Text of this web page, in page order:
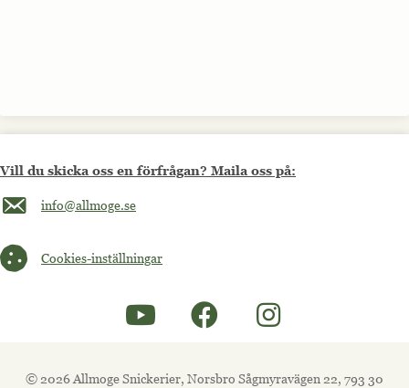
Vill du skicka oss en förfrågan? Maila oss på:
Maila oss på info@allmoge.se
info@allmoge.se
Cookies-inställningar
Cookies-inställningar
© 2026 Allmoge Snickerier, Norsbro Sågmyravägen 22, 793 30